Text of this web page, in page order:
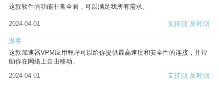
这款软件的功能非常全面，可以满足我所有需求。
2024-04-01 支持[0] 反对[0]
游客
这款加速器VPM应用程序可以给你提供最高速度和安全性的连接，并帮
助你在网络上自由移动。
2024-04-01
支持[0] 反对[0]